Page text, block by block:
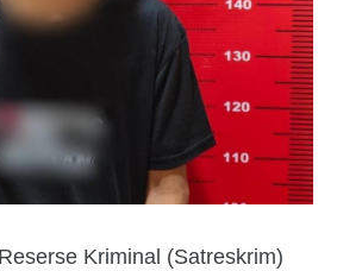
Kriminal (Satreskrim)